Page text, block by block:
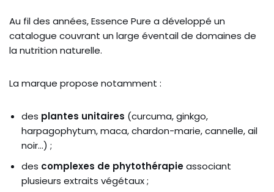
Au fil des années, Essence Pure a développé un
catalogue couvrant un large éventail de domaines de
la nutrition naturelle.
La marque propose notamment :
des plantes unitaires (curcuma, ginkgo,
harpagophytum, maca, chardon-marie, cannelle, ail
noir…) ;
des complexes de phytothérapieassociant
plusieurs extraits végétaux ;